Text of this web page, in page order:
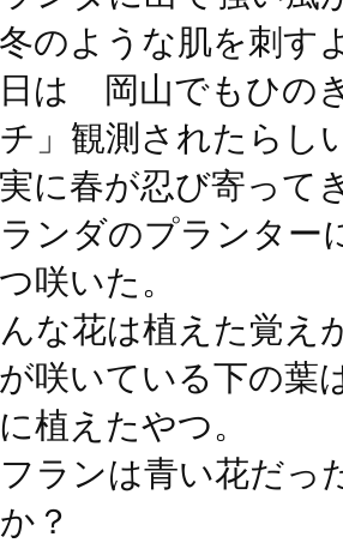
のような肌を刺す
は 岡山でもひの
」観測されたらし
に春が忍び寄って
ンダのプランター
咲いた。
な花は植えた覚え
咲いている下の葉
植えたやつ。
ランは青い花だっ
？